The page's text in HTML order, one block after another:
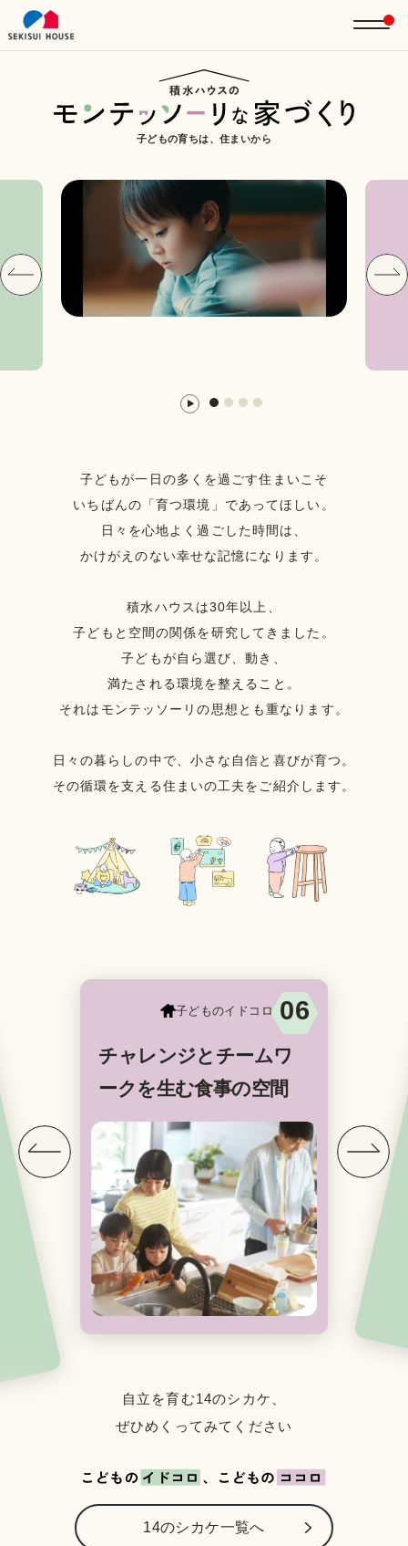
子どもの育ちは、住まいから
子どもが一日の多くを過ごす住まいこそ
いちばんの「育つ環境」であってほしい。
日々を心地よく過ごした時間は、
かけがえのない幸せな記憶になります。
積水ハウスは30年以上、
子どもと空間の関係を研究してきました。
子どもが自ら選び、動き、
満たされる環境を整えること。
それはモンテッソーリの思想とも重なります。
日々の暮らしの中で、小さな自信と喜びが育つ。
その循環を支える住まいの工夫をご紹介します。
子どものイドコロ 06
チャレンジとチームワ
ークを生む食事の空間
自立を育む14のシカケ、
ぜひめくってみてください
14のシカケ一覧へ